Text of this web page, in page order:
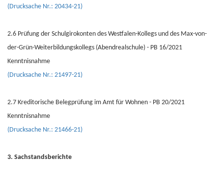
(Drucksache Nr.: 20434-21)
2.6 Prüfung der Schulgirokonten des Westfalen-Kollegs und des Max-von-
der-Grün-Weiterbildungskollegs (Abendrealschule) - PB 16/2021
Kenntnisnahme
(Drucksache Nr.: 21497-21)
2.7 Kreditorische Belegprüfung im Amt für Wohnen - PB 20/2021
Kenntnisnahme
(Drucksache Nr.: 21466-21)
3. Sachstandsberichte